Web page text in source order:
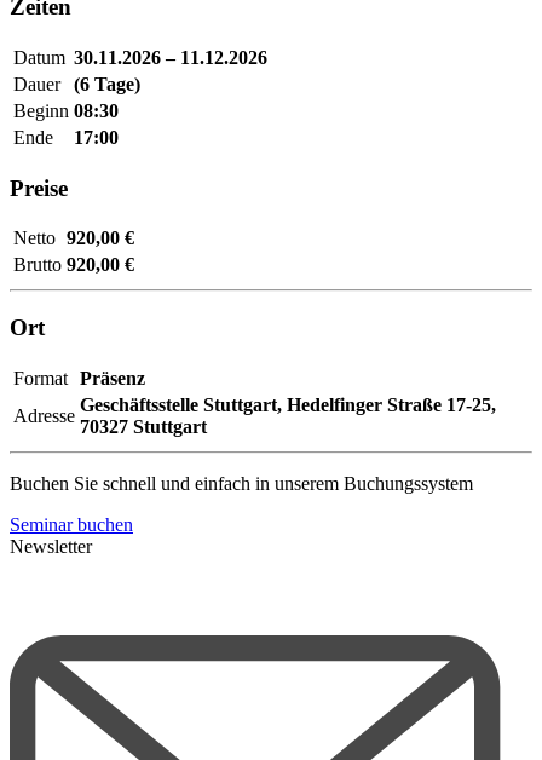
Zeiten
Datum 30.11.2026 – 11.12.2026
Dauer
(6 Tage)
Beginn 08:30
Ende
17:00
Preise
Netto 920,00 €
Brutto 920,00 €
Ort
Format Präsenz
Adresse
Geschäftsstelle Stuttgart, Hedelfinger Straße 17-25,
70327 Stuttgart
Buchen Sie schnell und einfach in unserem Buchungssystem
Seminar buchen
Newsletter